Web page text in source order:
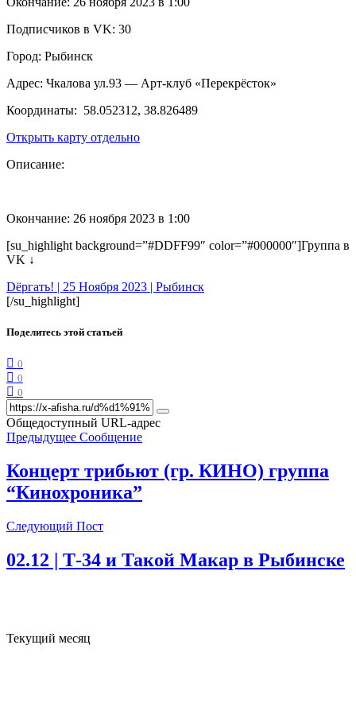
Подписчиков в VK: 30
Город: Рыбинск
Адрес: Чкалова ул.93 — Арт-клуб «Перекрёсток»
Координаты: 58.052312, 38.826489
Открыть карту отдельно
Описание:
Окончание: 26 ноября 2023 в 1:00
[su_highlight background=”#DDFF99″ color=”#000000″]Группа в
VK ↓
Dёргать! | 25 Ноября 2023 | Рыбинск
[/su_highlight]
Поделитесь этой статьей
0
0
0
Общедоступный URL-адрес
Предыдущее Сообщение
Концерт трибьют (гр. КИНО) группа
“Кинохроника”
Следующий Пост
02.12 | Т-34 и Такой Макар в Рыбинске
Текущий месяц